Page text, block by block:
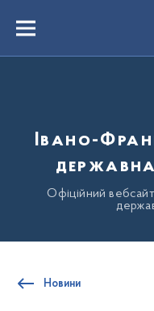
вмістуMenu
Івано-
державна
Офіційний
Новини